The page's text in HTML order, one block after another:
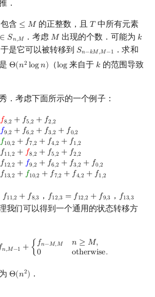
．
含 ≤ 𝑀
≤M 的正整数，且 𝑇
T 中所有元素
∈ 𝑆𝑛,𝑀
S n,M ．考虑 𝑀
M 出现的个数．可能为 𝑘
k∈
于是它可以被转移到 𝑆𝑛−𝑘𝑀,𝑀−1
Sn−kM,M−1 ．求和
Θ(𝑛2 log𝑛)
Θ(n2logn) （log
log 来自于 𝑘
k 的范围导致
．考虑下面所示的一个例子：
𝑓8,2 + 𝑓5,2 + 𝑓2,2
𝑓9,2 + 𝑓6,2 + 𝑓3,2 + 𝑓0,2
𝑓10,2 + 𝑓7,2 + 𝑓4,2 + 𝑓1,2
𝑓11,2 + 𝑓8,2 + 𝑓5,2 + 𝑓2,2
𝑓12,2 + 𝑓9,2 + 𝑓6,2 + 𝑓3,2 + 𝑓0,2
𝑓13,2 + 𝑓10,2 + 𝑓7,2 + 𝑓4,2 + 𝑓1,2
9, 3=f9 ,2+f 6,2+f 3
𝑓11,2 + 𝑓8,3
,2+ 8, 3 ， 𝑓12,3 = 𝑓12,2 + 𝑓9,3
f12,3 =f12,2+ f9, 3 ， 𝑓13,3
f13,3
我们可以得到一个通用的状态转移方
𝑛,𝑀−1 + { 𝑓𝑛−𝑀,𝑀 𝑛 ≥ 𝑀,
0 otherwise.
,M n M,Mn≥M, otherwise
Θ(𝑛2)
Θ(n2) ．